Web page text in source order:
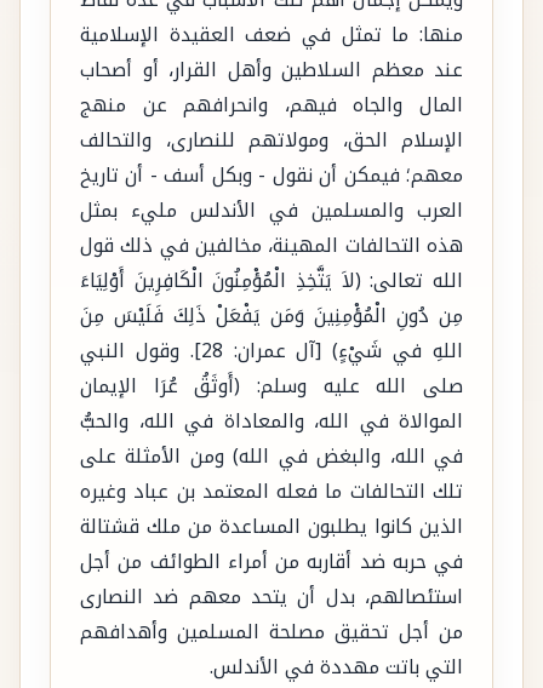
منها: ما تمثل في ضعف العقيدة الإسلامية
عند معظم السلاطين وأهل القرار، أو أصحاب
المال والجاه فيهم، وانحرافهم عن منهج
الإسلام الحق، ومولاتهم للنصارى، والتحالف
معهم؛ فيمكن أن نقول - وبكل أسف - أن تاريخ
العرب والمسلمين في الأندلس مليء بمثل
هذه التحالفات المهينة، مخالفين في ذلك قول
الله تعالى: (لاَ يَتَّخِذِ الْمُؤْمِنُونَ الْكَافِرِينَ أَوْلِيَاءَ
مِن دُونِ الْمُؤْمِنِينَ وَمَن يَفْعَلْ ذَلِكَ فَلَيْسَ مِنَ
اللهِ في شَيْءٍ) [آل عمران: 28]. وقول النبي
صلى الله عليه وسلم: (أَوثَقُ عُرَا الإيمان
الموالاة في الله، والمعاداة في الله، والحبُّ
في الله، والبغض في الله) ومن الأمثلة على
تلك التحالفات ما فعله المعتمد بن عباد وغيره
الذين كانوا يطلبون المساعدة من ملك قشتالة
في حربه ضد أقاربه من أمراء الطوائف من أجل
استئصالهم، بدل أن يتحد معهم ضد النصارى
من أجل تحقيق مصلحة المسلمين وأهدافهم
التي باتت مهددة في الأندلس.